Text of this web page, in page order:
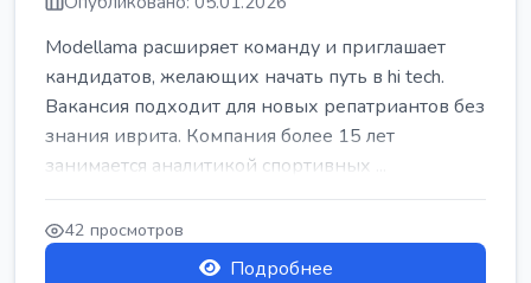
Modellama расширяет команду и приглашает
кандидатов, желающих начать путь в hi tech.
Вакансия подходит для новых репатриантов без
знания иврита. Компания более 15 лет
занимается аналитикой спортивных ...
42 просмотров
Подробнее